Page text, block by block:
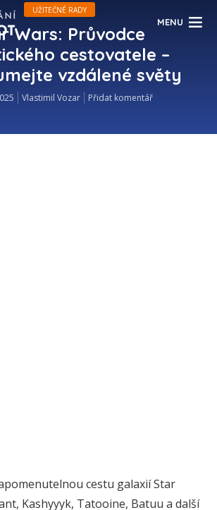
MENU
UŽITEČNÉ RADY
Wars: Průvodce
cestovatele –
vzdálené světy
Vlastimil Vozar Přidat komentář
cestu galaxií Star
Kashyyyk, Tatooine, Batuu a další